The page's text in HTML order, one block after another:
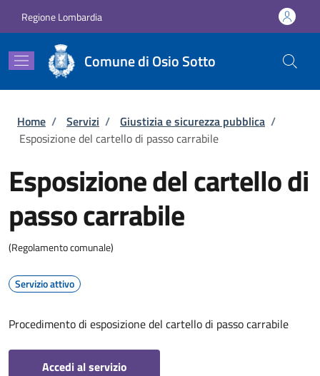
Regione Lombardia
Comune di Osio Sotto
Briciole di pane
Home / Servizi / Giustizia e sicurezza pubblica /
Esposizione del cartello di passo carrabile
Esposizione del cartello di
passo carrabile
(Regolamento comunale)
Servizio attivo
Procedimento di esposizione del cartello di passo carrabile
Accedi al servizio